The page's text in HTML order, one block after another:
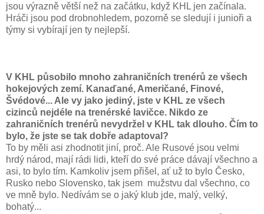
jsou výrazně větší než na začátku, když KHL jen začínala.
Hráči jsou pod drobnohledem, pozorně se sledují i ​​junioři a
týmy si vybírají jen ty nejlepší.
V KHL působilo mnoho zahraničních trenérů ze všech
hokejových zemí. Kanaďané, Američané, Finové,
Švédové... Ale vy jako jediný, jste v KHL ze všech
cizinců nejdéle na trenérské lavičce. Nikdo ze
zahraničních trenérů nevydržel v KHL tak dlouho. Čím to
bylo, že jste se tak dobře adaptoval?
To by měli asi zhodnotit jiní, proč. Ale Rusové jsou velmi
hrdý národ, mají rádi lidi, kteří do své práce dávají všechno a
asi, to bylo tím. Kamkoliv jsem přišel, ať už to bylo Česko,
Rusko nebo Slovensko, tak jsem mužstvu dal všechno, co
ve mně bylo. Nedívám se o jaký klub jde, malý, velký,
bohatý...